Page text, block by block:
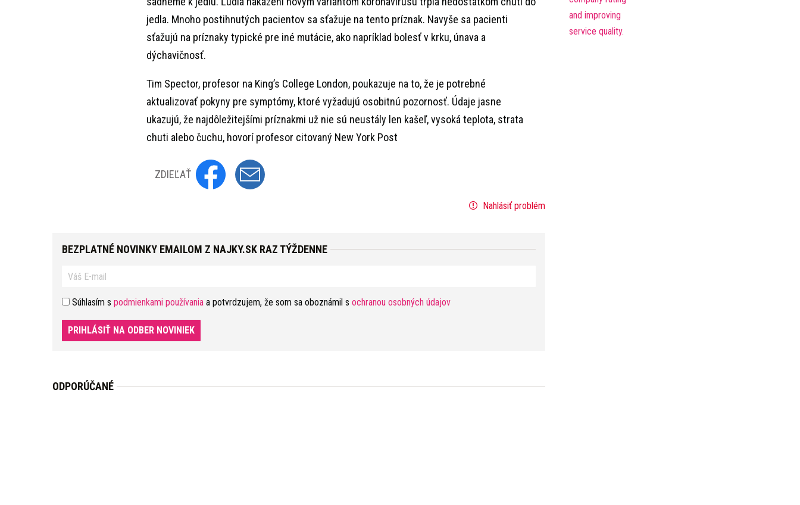
jedla. Mnoho postihnutých pacientov sa sťažuje na tento príznak. Navyše sa pacienti
sťažujú na príznaky typické pre iné mutácie, ako napríklad bolesť v krku, únava a
dýchavičnosť.
Tim Spector, profesor na King’s College London, poukazuje na to, že je potrebné
aktualizovať pokyny pre symptómy, ktoré vyžadujú osobitnú pozornosť. Údaje jasne
ukazujú, že najdôležitejšími príznakmi už nie sú neustály len kašeľ, vysoká teplota, strata
chuti alebo čuchu, hovorí profesor citovaný New York Post
ZDIEĽAŤ
Nahlásiť problém
BEZPLATNÉ NOVINKY EMAILOM Z NAJKY.SK RAZ TÝŽDENNE
Súhlasím s podmienkami používania a potvrdzujem, že som sa oboznámil s ochranou osobných údajov
PRIHLÁSIŤ NA ODBER NOVINIEK
ODPORÚČANÉ